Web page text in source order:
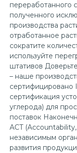
переработанного
полученного
производства
отработанное
сократите
используйте
штативов
– наше
сертифицировано
сертификация
углерода) для
поставок
ACT
независимым
развития